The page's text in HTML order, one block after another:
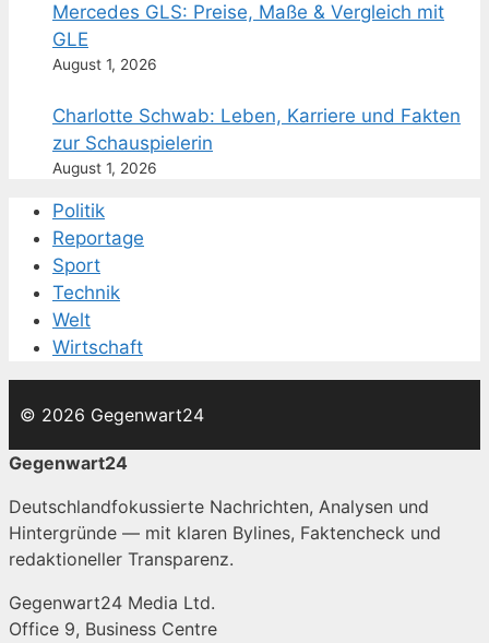
Mercedes GLS: Preise, Maße & Vergleich mit
GLE
August 1, 2026
Charlotte Schwab: Leben, Karriere und Fakten
zur Schauspielerin
August 1, 2026
Politik
Reportage
Sport
Technik
Welt
Wirtschaft
© 2026 Gegenwart24
Gegenwart24
Deutschlandfokussierte Nachrichten, Analysen und
Hintergründe — mit klaren Bylines, Faktencheck und
redaktioneller Transparenz.
Gegenwart24 Media Ltd.
Office 9, Business Centre